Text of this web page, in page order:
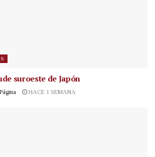
suroeste de Japón
HACE 1 SEMANA